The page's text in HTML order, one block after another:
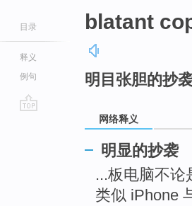
目录
释义
例句
blatant
明目张胆的抄
网络释义
明显的抄袭
...板电脑不
类似 iPhone